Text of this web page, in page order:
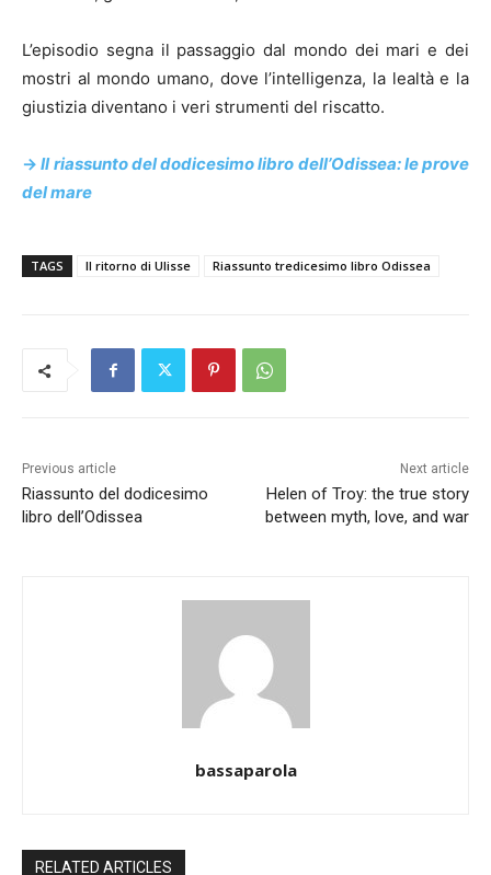
L’episodio segna il passaggio dal mondo dei mari e dei
mostri al mondo umano, dove l’intelligenza, la lealtà e la
giustizia diventano i veri strumenti del riscatto.
->Il riassunto del dodicesimo libro dell’Odissea: le prove
del mare
TAGS Il ritorno di Ulisse Riassunto tredicesimo libro Odissea
Previous article
Riassunto del dodicesimo
libro dell’Odissea
Next article
Helen of Troy: the true story
between myth, love, and war
bassaparola
RELATED ARTICLES